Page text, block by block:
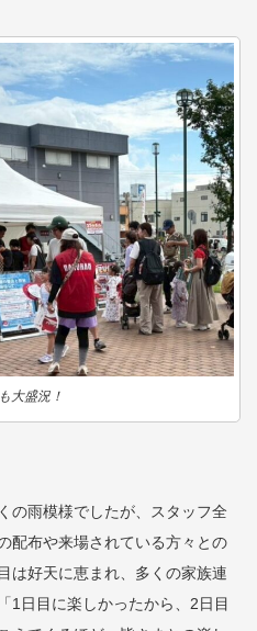
大盛況！
の雨模様でしたが、スタッフ全
配布や来場されている方々との
は好天に恵まれ、多くの家族連
1日目に楽しかったから、2日目